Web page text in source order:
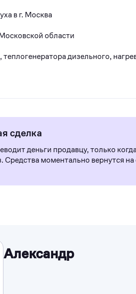
в г. Москва
области
дизельного,
сделка
деньги продавцу, только
Средства моментально вернутся
Александр